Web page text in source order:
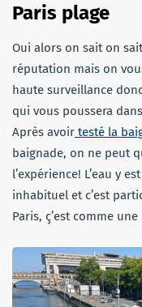
Paris plage
Oui alors on sait on
réputation mais on
haute surveillance
qui vous poussera
Après avoir testé la
baignade, on ne peut
l’expérience! L’eau y
inhabituel et c’est
Paris, ç’est comme